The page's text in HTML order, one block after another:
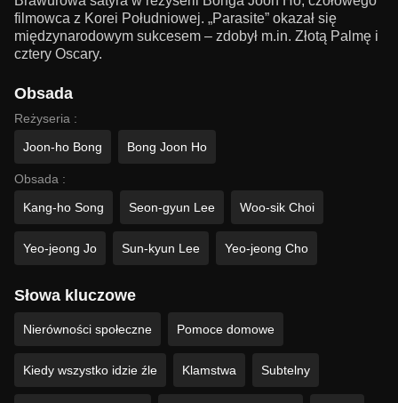
filmowca z Korei Południowej. „Parasite” okazał się
międzynarodowym sukcesem – zdobył m.in. Złotą Palmę i
cztery Oscary.
Obsada
Reżyseria :
Joon-ho Bong
Bong Joon Ho
Obsada :
Kang-ho Song
Seon-gyun Lee Woo-sik Choi
Yeo-jeong Jo Sun-kyun Lee Yeo-jeong Cho
Słowa kluczowe
Nierówności społeczne Pomoce domowe
Kiedy wszystko idzie źle Klamstwa Subtelny